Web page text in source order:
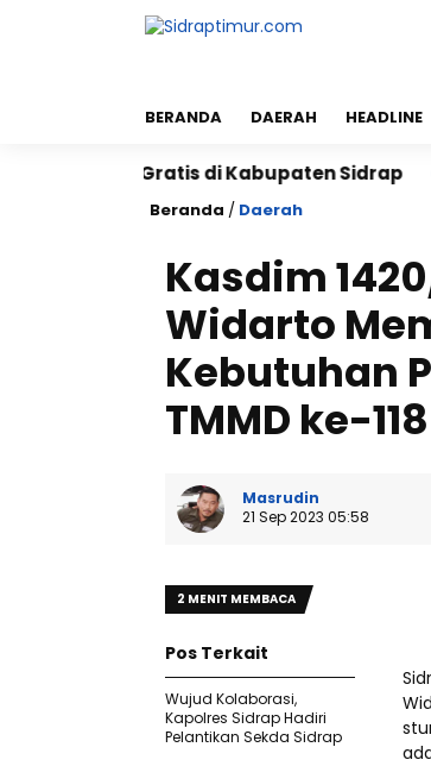
BERANDA DAERAH HEADLINE
Gratis di Kabupaten Sidrap Panen
Beranda / Daerah
Kasdim
Widarto
Kebutuhan
TMMD ke-118
Masrudin
21 Sep 2023 05:58
2 MENIT MEMBACA
Pos Terkait
Wujud Kolaborasi,
Kapolres Sidrap Hadiri
Pelantikan Sekda Sidrap